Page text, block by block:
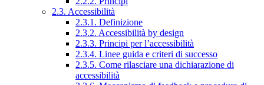
2.3. Accessibilità
2.3.1. Definizione
2.3.2. Accessibilità by design
2.3.3. Principi per l’accessibilità
2.3.4. Linee guida e criteri di successo
2.3.5. Come rilasciare una dichiarazione di
accessibilità